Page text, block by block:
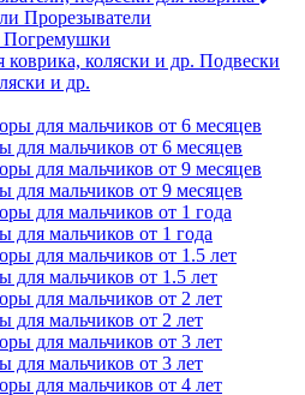
Прорезыватели
Погремушки
Подвески
и др.
для мальчиков от 6 месяцев
для мальчиков от 9 месяцев
для мальчиков от 1 года
для мальчиков от 1.5 лет
для мальчиков от 2 лет
для мальчиков от 3 лет